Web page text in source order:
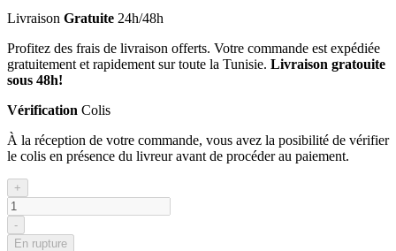
Livraison Gratuite 24h/48h
Profitez des frais de livraison offerts. Votre commande est expédiée
gratuitement et rapidement sur toute la Tunisie. Livraison gratouite
sous 48h!
Vérification Colis
À la réception de votre commande, vous avez la posibilité de vérifier
le colis en présence du livreur avant de procéder au paiement.
+
-
En rupture